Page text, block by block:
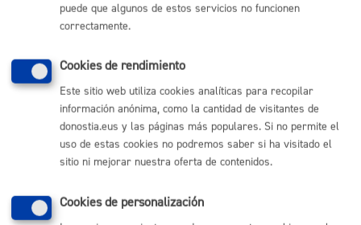
(+34) 943 481 000
Buzón de la ciudadanía
Enlaces útiles
Ofertas de empleo
Perfil del contratante
Sede electrónica
Sala de prensa
Mapa web
puede que algunos de estos servicios no funcionen
correctamente.
Cookies de rendimiento
Este sitio web utiliza cookies analíticas para recopilar
información anónima, como la cantidad de visitantes de
donostia.eus y las páginas más populares. Si no permite el
uso de estas cookies no podremos saber si ha visitado el
sitio ni mejorar nuestra oferta de contenidos.
Cookies de personalización